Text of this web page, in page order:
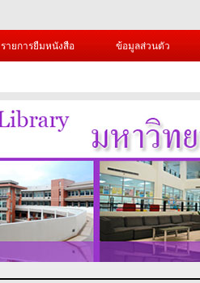
รายการยืมหนังสือ ข้อมูลส่วนตัว